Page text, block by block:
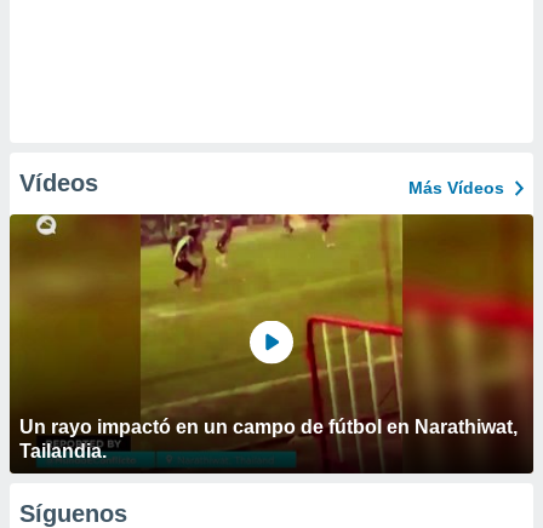
Vídeos Más Vídeos
Un rayo impactó en un campo de fútbol en Narathiwat,
Tailandia.
Síguenos